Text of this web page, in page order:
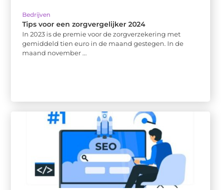
Bedrijven
Tips voor een zorgvergelijker 2024
In 2023 is de premie voor de zorgverzekering met
gemiddeld tien euro in de maand gestegen. In de
maand november ...